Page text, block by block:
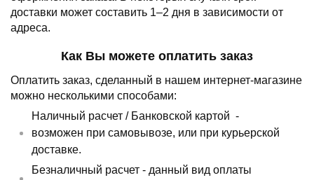
доставки может составить 1–2 дня в зависимости от
адреса.
Как Вы можете оплатить заказ
Оплатить заказ, сделанный в нашем интернет-магазине
можно несколькими способами:
Наличный расчет / Банковской картой -
возможен при самовывозе, или при курьерской
доставке.
Безналичный расчет - данный вид оплаты